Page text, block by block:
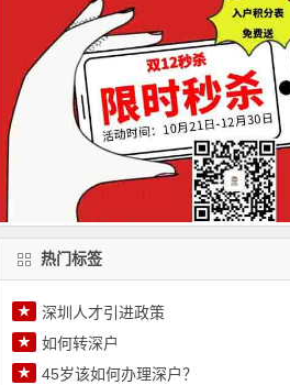
热门标签
★ 深圳人才引进政策
★ 如何转深户
★ 45岁该如何办理深户？